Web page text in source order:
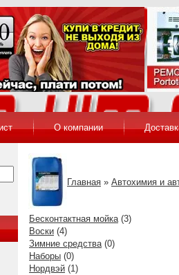
О компании
Главная » Автохимия и
Бесконтактная мойка(3)
Воски (4)
Зимние средства(0)
Наборы (0)
Нордвэй (1)